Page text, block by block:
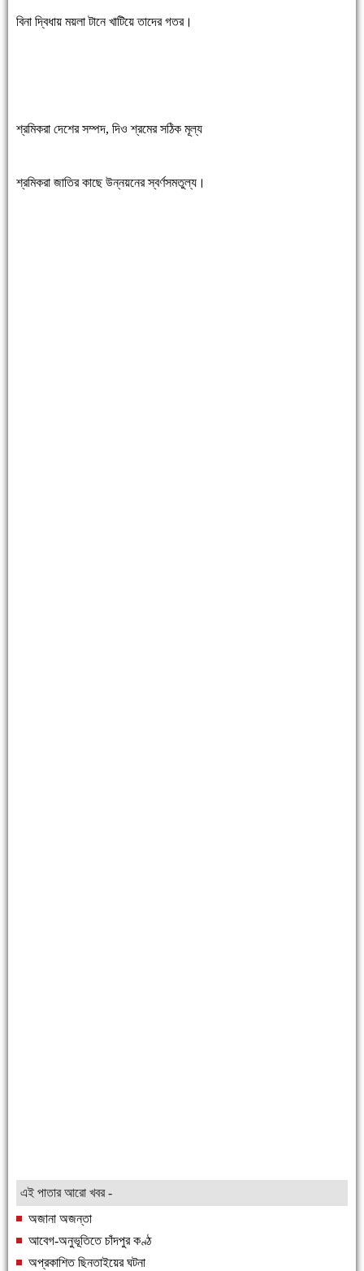
বিনা দ্বিধায় ময়লা টানে খাটিয়ে তাদের গতর।
শ্রমিকরা দেশের সম্পদ, দিও শ্রমের সঠিক মূল্য
শ্রমিকরা জাতির কাছে উন্নয়নের স্বর্ণসমতুল্য।
এই পাতার আরো খবর -
অজানা অজন্তা
আবেগ-অনুভূতিতে চাঁদপুর কণ্ঠ
অপ্রকাশিত ছিনতাইয়ের ঘটনা